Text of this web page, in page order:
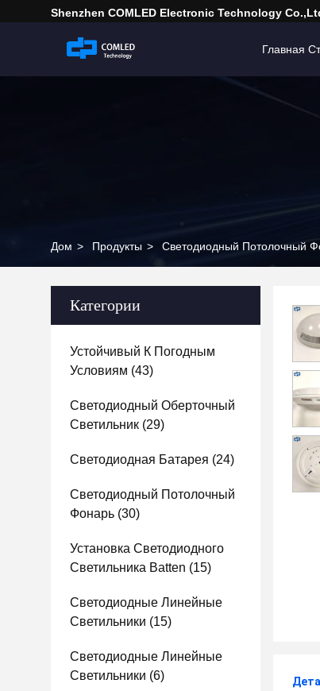
Shenzhen COMLED Electronic Technology
Главная
Дом > Продукты > Светодиодный Потолочный
Категории
Устойчивый К Погодным
Условиям (43)
Светодиодный Оберточный
Светильник (29)
Светодиодная Батарея (24)
Светодиодный Потолочный
Фонарь (30)
Установка Светодиодного
Светильника Batten (15)
Светодиодные Линейные
Светильники (15)
Светодиодные Линейные
Светильники (6)